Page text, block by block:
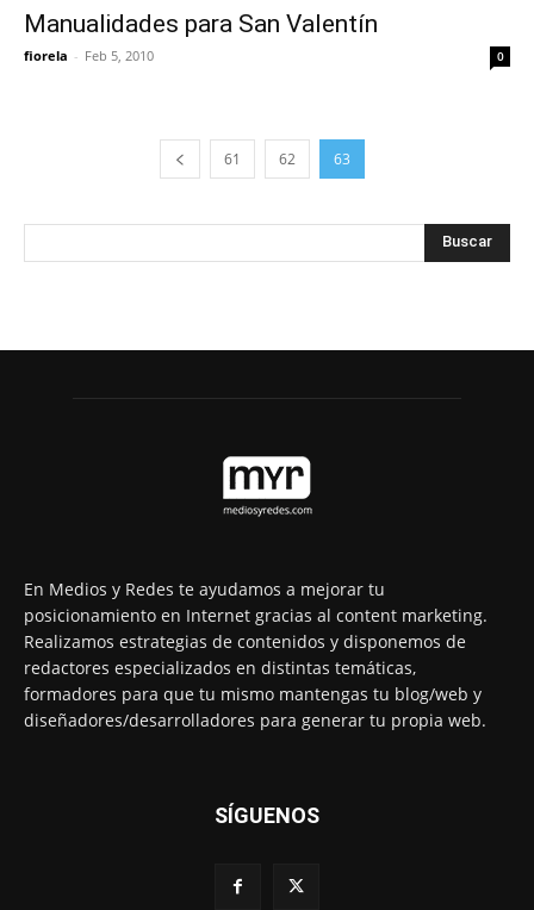
Manualidades para San Valentín
fiorela - Feb 5, 2010 0
61 62 63
En Medios y Redes te ayudamos a mejorar tu
posicionamiento en Internet gracias al content marketing.
Realizamos estrategias de contenidos y disponemos de
redactores especializados en distintas temáticas,
formadores para que tu mismo mantengas tu blog/web y
diseñadores/desarrolladores para generar tu propia web.
SÍGUENOS